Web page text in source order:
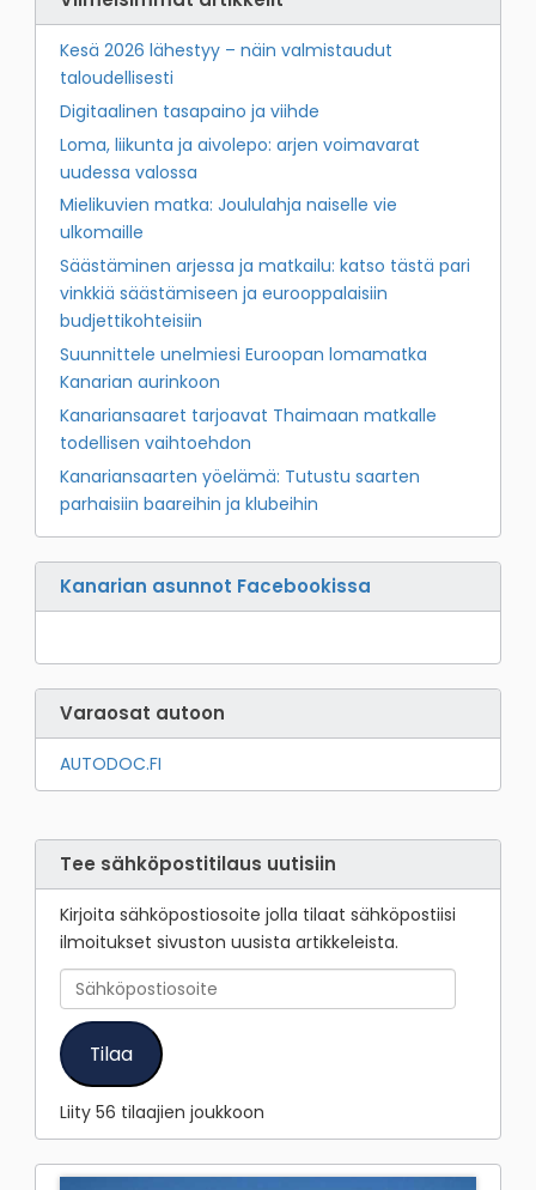
Kesä 2026 lähestyy – näin valmistaudut
taloudellisesti
Digitaalinen tasapaino ja viihde
Loma, liikunta ja aivolepo: arjen voimavarat
uudessa valossa
Mielikuvien matka: Joululahja naiselle vie
ulkomaille
Säästäminen arjessa ja matkailu: katso tästä pari
vinkkiä säästämiseen ja eurooppalaisiin
budjettikohteisiin
Suunnittele unelmiesi Euroopan lomamatka
Kanarian aurinkoon
Kanariansaaret tarjoavat Thaimaan matkalle
todellisen vaihtoehdon
Kanariansaarten yöelämä: Tutustu saarten
parhaisiin baareihin ja klubeihin
Kanarian asunnot Facebookissa
Varaosat autoon
AUTODOC.FI
Tee sähköpostitilaus uutisiin
Kirjoita sähköpostiosoite jolla tilaat sähköpostiisi
ilmoitukset sivuston uusista artikkeleista.
Sähköpostiosoite
Tilaa
Liity 56 tilaajien joukkoon